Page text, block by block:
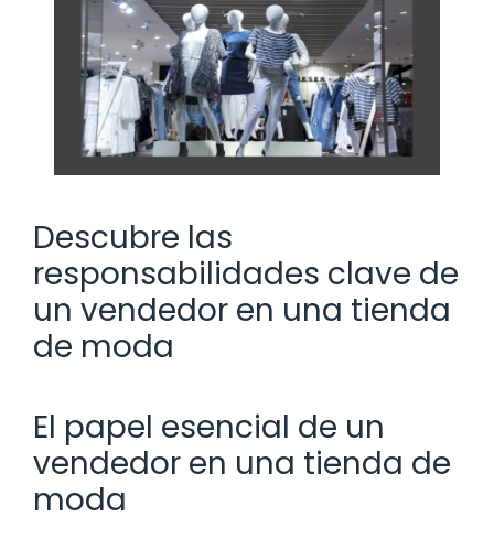
Descubre las
responsabilidades clave de
un vendedor en una tienda
de moda
El papel esencial de un
vendedor en una tienda de
moda